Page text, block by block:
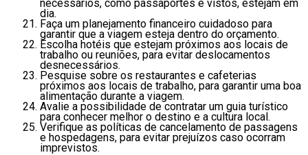
necessários, como passaportes e vistos, estejam em
dia.
Faça um planejamento financeiro cuidadoso para
garantir que a viagem esteja dentro do orçamento.
Escolha hotéis que estejam próximos aos locais de
trabalho ou reuniões, para evitar deslocamentos
desnecessários.
Pesquise sobre os restaurantes e cafeterias
próximos aos locais de trabalho, para garantir uma boa
alimentação durante a viagem.
Avalie a possibilidade de contratar um guia turístico
para conhecer melhor o destino e a cultura local.
Verifique as políticas de cancelamento de passagens
e hospedagens, para evitar prejuízos caso ocorram
imprevistos.